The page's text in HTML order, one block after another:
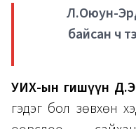
Л.Оюун-
байсан ч
УИХ-ын гишүүн
гэдэг бол зөвхөн